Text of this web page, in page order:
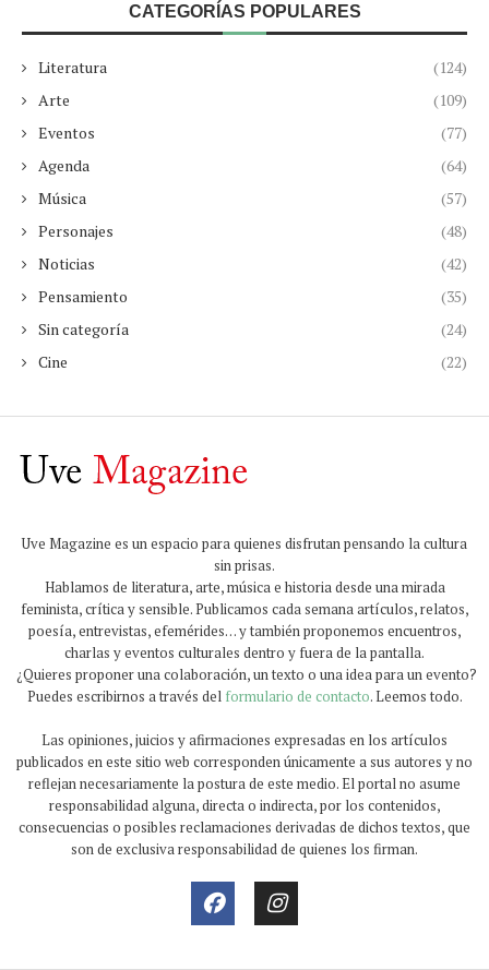
CATEGORÍAS POPULARES
Literatura
(124)
Arte
(109)
Eventos
(77)
Agenda
(64)
Música
(57)
Personajes
(48)
Noticias
(42)
Pensamiento
(35)
Sin categoría
(24)
Cine
(22)
Uve Magazine es un espacio para quienes disfrutan pensando la cultura
sin prisas.
Hablamos de literatura, arte, música e historia desde una mirada
feminista, crítica y sensible. Publicamos cada semana artículos, relatos,
poesía, entrevistas, efemérides… y también proponemos encuentros,
charlas y eventos culturales dentro y fuera de la pantalla.
¿Quieres proponer una colaboración, un texto o una idea para un evento?
Puedes escribirnos a través del formulario de contacto. Leemos todo.
Las opiniones, juicios y afirmaciones expresadas en los artículos
publicados en este sitio web corresponden únicamente a sus autores y no
reflejan necesariamente la postura de este medio. El portal no asume
responsabilidad alguna, directa o indirecta, por los contenidos,
consecuencias o posibles reclamaciones derivadas de dichos textos, que
son de exclusiva responsabilidad de quienes los firman.